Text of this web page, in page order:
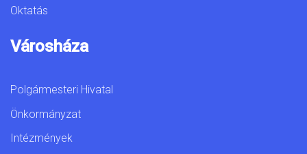
Oktatás
Városháza
Polgármesteri Hivatal
Önkormányzat
Intézmények